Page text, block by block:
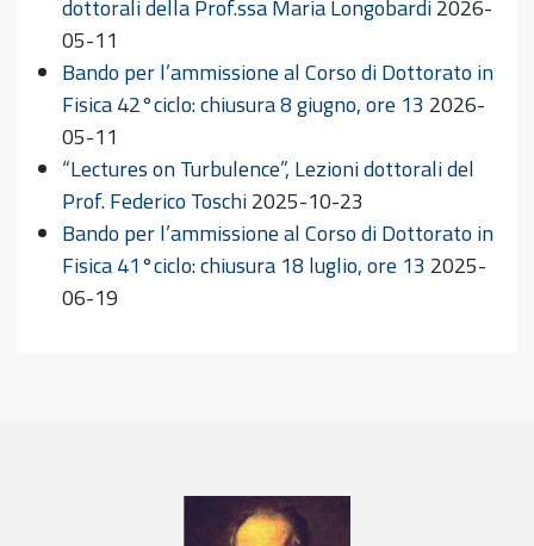
dottorali della Prof.ssa Maria Longobardi2026-
05-11
Bando per l’ammissione al Corso di Dottorato in
Fisica 42°ciclo: chiusura 8 giugno, ore 13 2026-
05-11
“Lectures on Turbulence”, Lezioni dottorali del
Prof. Federico Toschi2025-10-23
Bando per l’ammissione al Corso di Dottorato in
Fisica 41°ciclo: chiusura 18 luglio, ore 13 2025-
06-19